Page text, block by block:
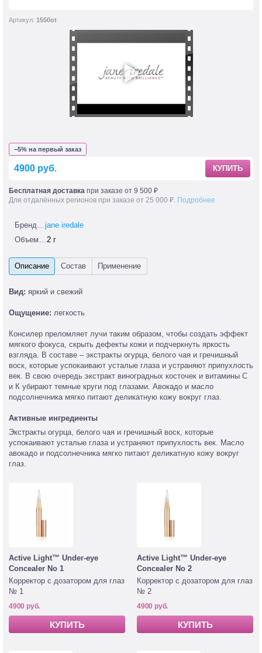
Артикул: 1550ot
−5% на первый заказ
4900 руб. КУПИТЬ
Бесплатная доставка при заказе от 9 500 ₽
Для отдалённых регионов при заказе от 25 000 ₽. Подробнее
Бренд
jane iredale
Объем
2 г
Вид: яркий и свежий
Ощущение: легкость
Консилер преломляет лучи таким образом, чтобы создать эффект
мягкого фокуса, скрыть дефекты кожи и подчеркнуть яркость
взгляда. В составе – экстракты огурца, белого чая и гречишный
воск, которые успокаивают усталые глаза и устраняют припухлость
век. В свою очередь экстракт виноградных косточек и витамины С
и К убирают темные круги под глазами. Авокадо и масло
подсолнечника мягко питают деликатную кожу вокруг глаз.
Активные ингредиенты
Экстракты огурца, белого чая и гречишный воск, которые
успокаивают усталые глаза и устраняют припухлость век. Масло
авокадо и подсолнечника мягко питают деликатную кожу вокруг
глаз.
Active Light™ Under-eye
Concealer No 1
Корректор с дозатором для глаз
№ 1
4900 руб.
КУПИТЬ
Active Light™ Under-eye
Concealer No 2
Корректор с дозатором для глаз
№ 2
4900 руб.
КУПИТЬ